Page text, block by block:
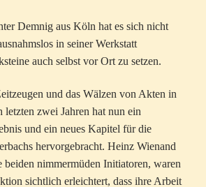
Demnig aus Köln hat es sich nicht
in seiner Werkstatt
auch selbst vor Ort zu setzen.
und das Wälzen von Akten in
zwei Jahren hat nun ein
und ein neues Kapitel für die
hervorgebracht. Heinz Wienand
nimmermüden Initiatoren, waren
sichtlich erleichtert, dass ihre Arbeit